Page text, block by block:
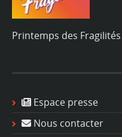
Printemps des Fragilités
Espace presse
Nous contacter